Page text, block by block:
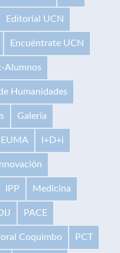
Editorial UCN
Encuéntrate UCN
Alumnos
Humanidades
Galería
I+D+i
Innovación
IPP Medicina
PACE
Coquimbo PCT